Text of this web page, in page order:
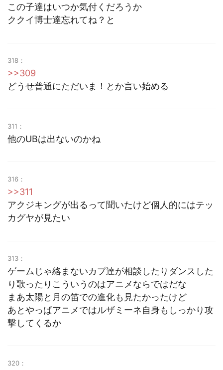
この子達はいつか気付くだろうか
ククイ博士達忘れてね？と
318：
>>309
どうせ普通にただいま！とか言い始める
311：
他のUBは出ないのかね
316：
>>311
アクジキングが出るって聞いたけど個人的にはテッ
カグヤが見たい
313：
ゲームじゃ絡まないカプ達が相談したりダンスした
り歌ったりこういうのはアニメならではだな
まあ太陽と月の笛での進化も見たかったけど
あとやっぱアニメではルザミーネ自身もしっかり攻
撃してくるか
320：